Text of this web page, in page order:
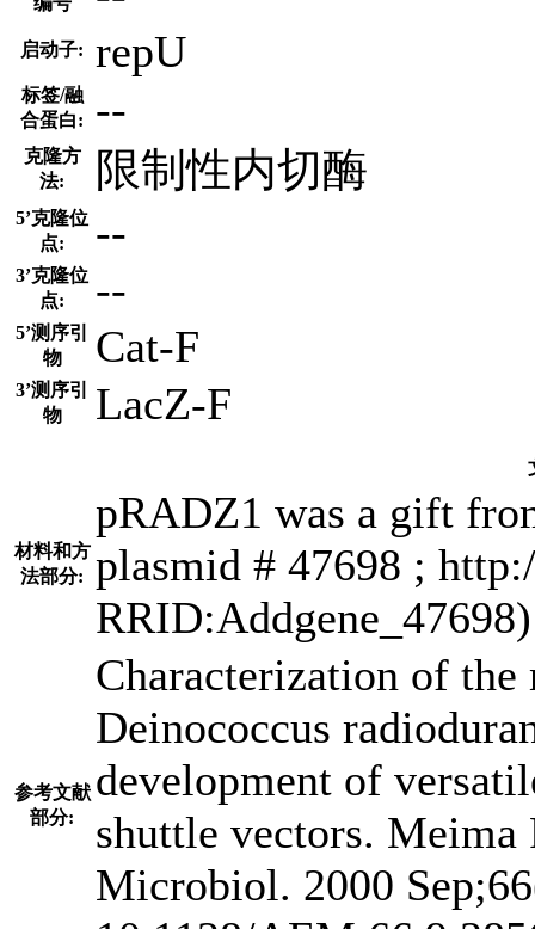
启动子: repU
标签/融
合蛋白:
--
克隆方
法:
限制性内切酶
5’克隆位
点:
--
3’克隆位
点:
--
5’测序引
物
Cat-F
3’测序引
物
LacZ-F
材料和方
法部分:
pRADZ1 was a gift
plasmid # 47698 ;
RRID:Addgene_47698)
参考文献
部分:
Characterization of
Deinococcus
development of
shuttle vectors.
Microbiol. 2000